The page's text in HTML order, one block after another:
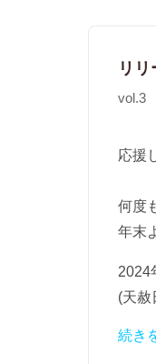
リ
vol.3
応援
何度
年末
2024
(天赦
続き